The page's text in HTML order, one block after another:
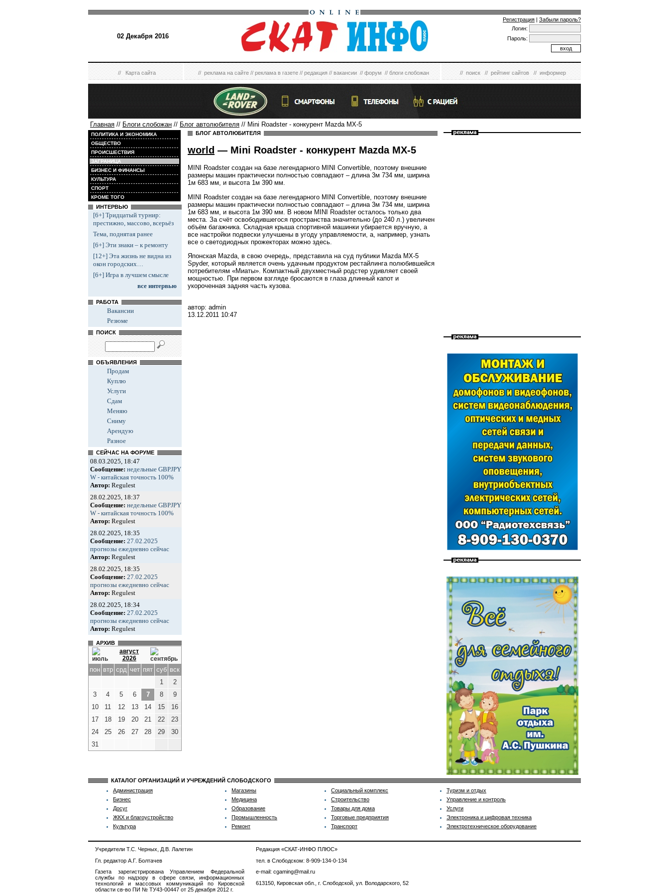
02 Декабря 2016
Регистрация | Забыли пароль?
Логин:
Пароль:
//Карта сайта //реклама на сайте//реклама в газете//редакция//вакансии//форум//блоги слобожан //поиск//рейтинг сайтов//информер
Главная // Блоги слобожан // Блог автолюбителя // Mini Roadster - конкурент Mazda MX-5
ПОЛИТИКА И ЭКОНОМИКА
ОБЩЕСТВО
ПРОИСШЕСТВИЯ
ЗАГРАНИЦА
БИЗНЕС И ФИНАНСЫ
КУЛЬТУРА
СПОРТ
КРОМЕ ТОГО
ИНТЕРВЬЮ
[6+] Тридцатый турнир:
престижно, массово, всерьёз
Тема, поднятая ранее
[6+] Эти знаки – к ремонту
[12+] Эта жизнь не видна из
окон городских…
[6+] Игра в лучшем смысле
все интервью
РАБОТА
Вакансии
Резюме
ПОИСК
ОБЪЯВЛЕНИЯ
Продам
Куплю
Услуги
Сдам
Меняю
Сниму
Арендую
Разное
СЕЙЧАС НА ФОРУМЕ
08.03.2025, 18:47
Сообщение: недельные GBPJPY
W - китайская точность 100%
Автор: Regulest
28.02.2025, 18:37
Сообщение: недельные GBPJPY
W - китайская точность 100%
Автор: Regulest
28.02.2025, 18:35
Сообщение: 27.02.2025
прогнозы ежедневно сейчас
Автор: Regulest
28.02.2025, 18:35
Сообщение: 27.02.2025
прогнозы ежедневно сейчас
Автор: Regulest
28.02.2025, 18:34
Сообщение: 27.02.2025
прогнозы ежедневно сейчас
Автор: Regulest
АРХИВ
август
2026
пон втр срд чет пят суб вск
1
2
3
4 5 6 7 8
9
10
11 12 13 14 15
16
17
18 19 20 21 22
23
24
25 26 27 28 29
30
31
БЛОГ АВТОЛЮБИТЕЛЯ
world — Mini Roadster - конкурент Mazda MX-5
MINI Roadster создан на базе легендарного MINI Convertible, поэтому внешние
размеры машин практически полностью совпадают – длина 3м 734 мм, ширина
1м 683 мм, и высота 1м 390 мм.
MINI Roadster создан на базе легендарного MINI Convertible, поэтому внешние
размеры машин практически полностью совпадают – длина 3м 734 мм, ширина
1м 683 мм, и высота 1м 390 мм. В новом MINI Roadster осталось только два
места. За счёт освободившегося пространства значительно (до 240 л.) увеличен
объём багажника. Складная крыша спортивной машинки убирается вручную, а
все настройки подвески улучшены в угоду управляемости, а, например, узнать
все о светодиодных прожекторах можно здесь.
Японская Mazda, в свою очередь, представила на суд публики Mazda MX-5
Spyder, который является очень удачным продуктом рестайлинга полюбившейся
потребителям «Миаты». Компактный двухместный родстер удивляет своей
мощностью. При первом взгляде бросаются в глаза длинный капот и
укороченная задняя часть кузова.
автор: admin
13.12.2011 10:47
КАТАЛОГ ОРГАНИЗАЦИЙ И УЧРЕЖДЕНИЙ СЛОБОДСКОГО
Администрация
Бизнес
Досуг
ЖКХ и благоустройство
Культура
Магазины
Медицина
Образование
Промышленность
Ремонт
Социальный комплекс
Строительство
Товары для дома
Торговые предприятия
Транспорт
Туризм и отдых
Управление и контроль
Услуги
Электроника и цифровая техника
Электротехническое оборудование
Учредители Т.С. Черных, Д.В. Лалетин
Гл. редактор А.Г. Болтачев
Газета зарегистрирована Управлением Федеральной
службы по надзору в сфере связи, информационных
технологий и массовых коммуникаций по Кировской
области св-во ПИ № ТУ43-00447 от 25 декабря 2012 г.
Редакция «СКАТ-ИНФО ПЛЮС»
тел. в Слободском: 8-909-134-0-134
e-mail: cgaming@mail.ru
613150, Кировская обл., г. Слободской, ул. Володарского, 52